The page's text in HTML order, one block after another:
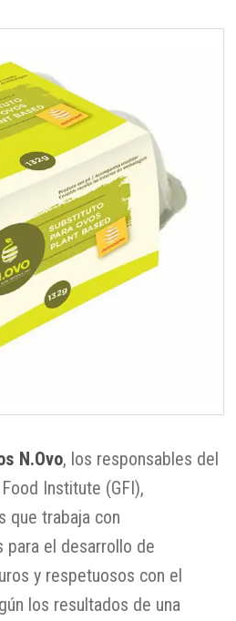
N.Ovo, los responsables del
Institute (GFI),
que trabaja con
para el desarrollo de
y respetuosos con el
los resultados de una